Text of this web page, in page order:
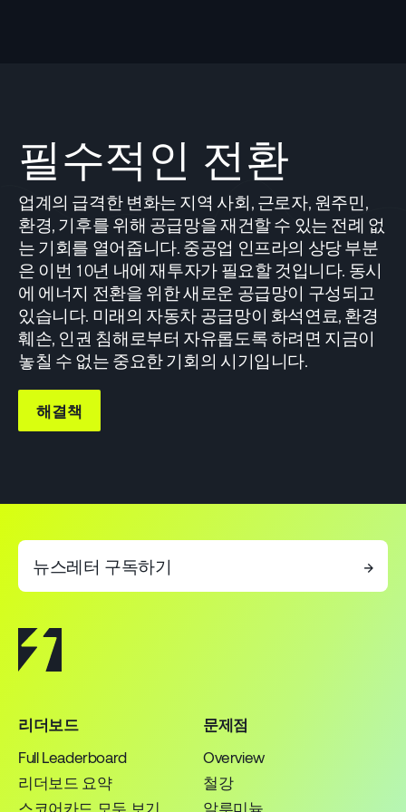
필수적인 전환
업계의 급격한 변화는 지역 사회, 근로자, 원주민,
환경, 기후를 위해 공급망을 재건할 수 있는 전례 없
는 기회를 열어줍니다. 중공업 인프라의 상당 부분
은 이번 10년 내에 재투자가 필요할 것입니다. 동시
에 에너지 전환을 위한 새로운 공급망이 구성되고
있습니다. 미래의 자동차 공급망이 화석연료, 환경
훼손, 인권 침해로부터 자유롭도록 하려면 지금이
놓칠 수 없는 중요한 기회의 시기입니다.
해결책
뉴스레터 구독하기 →
리더보드
Full Leaderboard
리더보드 요약
스코어카드 모두 보기
문제점
Overview
철강
알루미늄